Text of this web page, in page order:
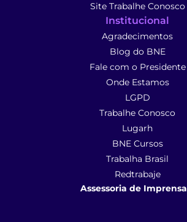
Site Trabalhe Conosco
Institucional
Agradecimentos
Blog do BNE
Fale com o Presidente
Onde Estamos
LGPD
Trabalhe Conosco
Lugarh
BNE Cursos
Trabalha Brasil
Redtrabaje
Assessoria de Imprensa